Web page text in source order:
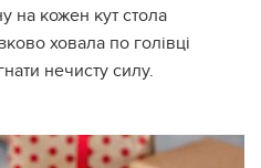
на кожен кут стола
ховала по голівці
нечисту силу.